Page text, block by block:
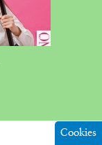
Cookies